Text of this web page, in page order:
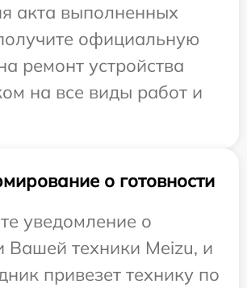
акта выполненных
официальную
ремонт устройства
на все виды работ и
о готовности
уведомление о
Вашей техники Meizu, и
привезет технику по